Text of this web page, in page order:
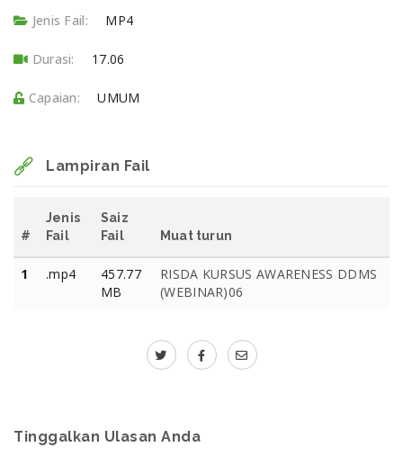
Jenis Fail: MP4
Durasi: 17.06
Capaian: UMUM
Lampiran Fail
#
Jenis
Fail
Saiz
Fail
Muat turun
1 .mp4
457.77
MB
RISDA KURSUS AWARENESS DDMS
(WEBINAR)06
Tinggalkan Ulasan Anda